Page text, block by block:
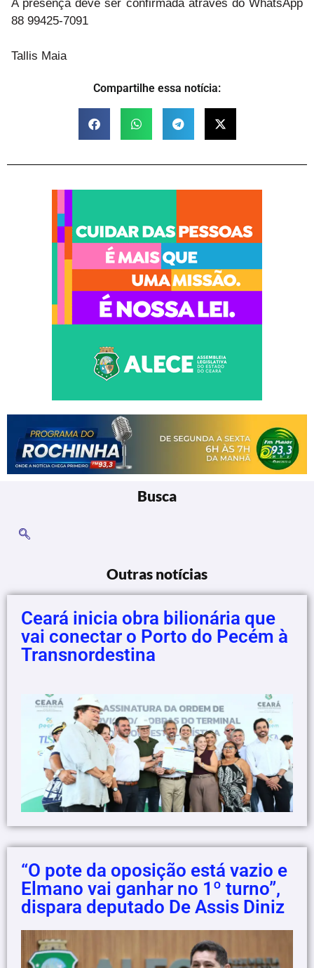
A presença deve ser confirmada através do WhatsApp
88 99425-7091
Tallis Maia
Compartilhe essa notícia:
Busca
Outras notícias
Ceará inicia obra bilionária que
vai conectar o Porto do Pecém à
Transnordestina
“O pote da oposição está vazio e
Elmano vai ganhar no 1º turno”,
dispara deputado De Assis Diniz